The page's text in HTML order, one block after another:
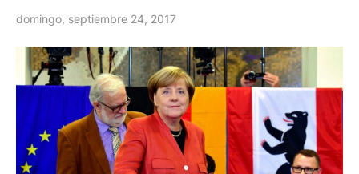
domingo, septiembre 24, 2017